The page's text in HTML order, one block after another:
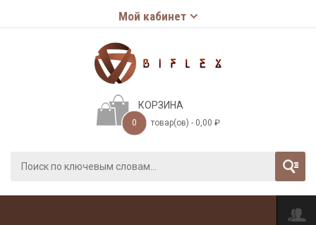
Мой кабинет
КОРЗИНА
0 товар(ов) - 0,00 ₽